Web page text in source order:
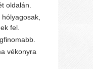
oldalán.
fel.
vékonyra